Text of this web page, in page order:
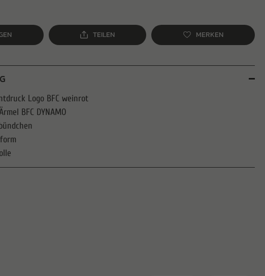
TEILEN MERKEN
Logo BFC weinrot
BFC DYNAMO